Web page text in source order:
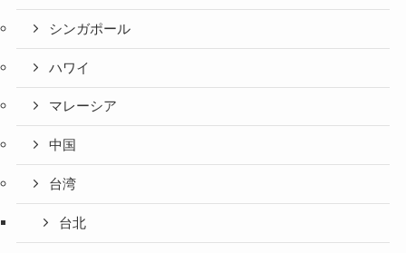
シンガポール
ハワイ
マレーシア
中国
台湾
台北